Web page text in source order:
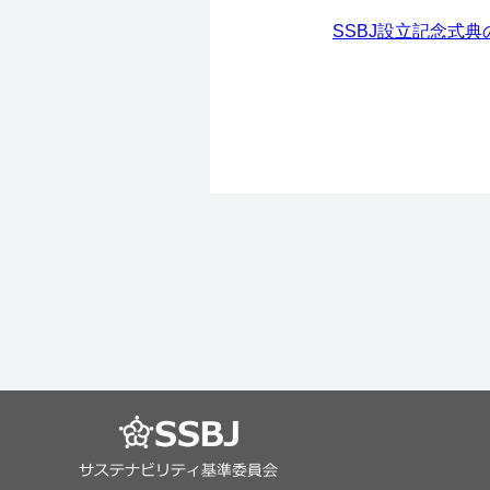
SSBJ設立記念式典